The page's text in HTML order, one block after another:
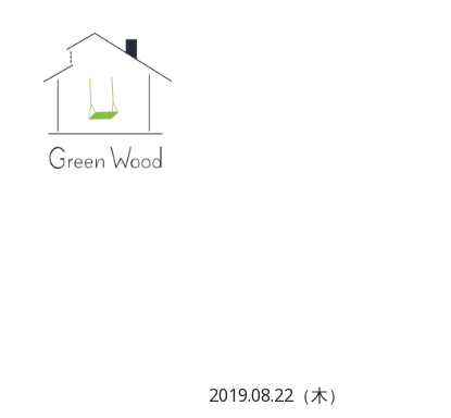
2019.08.22（木）